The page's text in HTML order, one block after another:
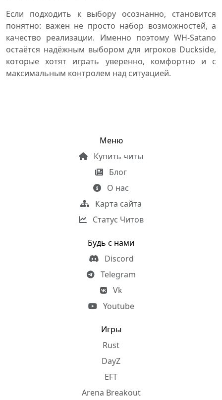
Если подходить к выбору осознанно, становится
понятно: важен не просто набор возможностей, а
качество реализации. Именно поэтому WH-Satano
остаётся надёжным выбором для игроков Duckside,
которые хотят играть уверенно, комфортно и с
максимальным контролем над ситуацией.
Меню
Купить читы
Блог
О нас
Карта сайта
Статус Читов
Будь с нами
Discord
Telegram
Vk
Youtube
Игры
Rust
DayZ
EFT
Arena Breakout